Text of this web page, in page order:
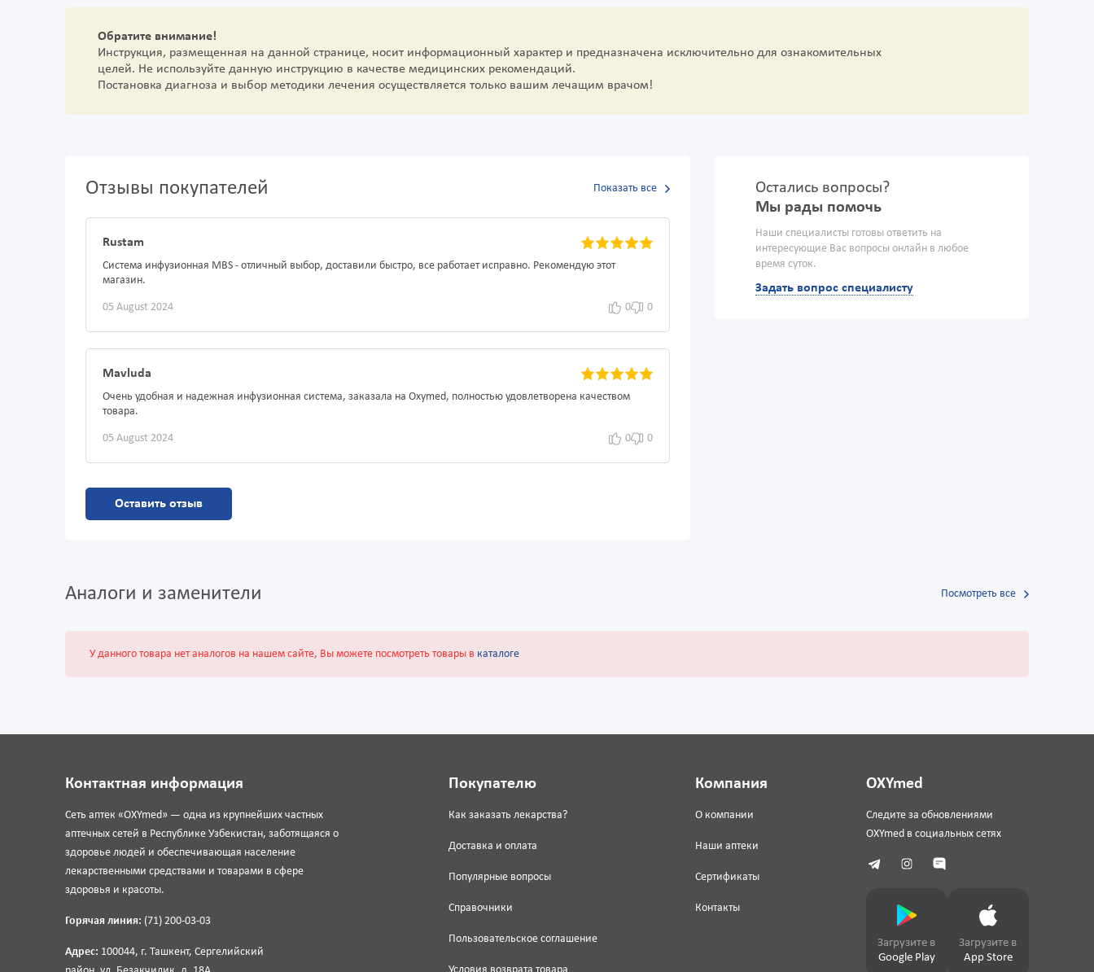
Обратите внимание!
Инструкция, размещенная на данной странице, носит информационный характер и предназначена исключительно для ознакомительных
целей. Не используйте данную инструкцию в качестве медицинских рекомендаций.
Постановка диагноза и выбор методики лечения осуществляется только вашим лечащим врачом!
Отзывы покупателей Показать все
Rustam
Система инфузионная MBS - отличный выбор, доставили быстро, все работает исправно. Рекомендую этот
магазин.
05 August 2024 0 0
Mavluda
Очень удобная и надежная инфузионная система, заказала на Oxymed, полностью удовлетворена качеством
товара.
05 August 2024 0 0
Оставить отзыв
Остались вопросы?
Мы рады помочь
Наши специалисты готовы ответить на
интересующие Вас вопросы онлайн в любое
время суток.
Задать вопрос специалисту
Аналоги и заменители Посмотреть все
У данного товара нет аналогов на нашем сайте, Вы можете посмотреть товары в каталоге
Контактная информация
Сеть аптек «OXYmed» — одна из крупнейших частных
аптечных сетей в Республике Узбекистан, заботящаяся о
здоровье людей и обеспечивающая население
лекарственными средствами и товарами в сфере
здоровья и красоты.
Горячая линия: (71) 200-03-03
Адрес: 100044, г. Ташкент, Сергелийский
Покупателю
Как заказать лекарства?
Доставка и оплата
Популярные вопросы
Справочники
Пользовательское соглашение
Компания
О компании
Наши аптеки
Сертификаты
Контакты
OXYmed
Следите за обновлениями
OXYmed в социальных сетях
Загрузите в
Google Play
Загрузите в
App Store